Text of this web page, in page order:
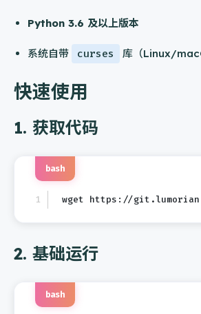
Python 3.6 及以上版本
系统自带 curses 库（Linux/
快速使用
1. 获取代码
wget https://
bash
2. 基础运行
bash